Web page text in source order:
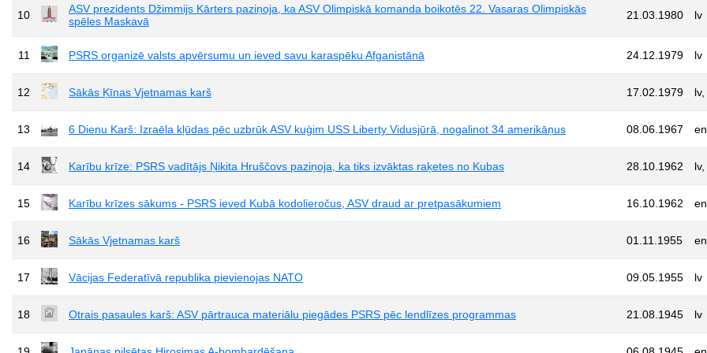
10
ASV prezidents Džimmijs Kārters paziņoja, ka ASV Olimpiskā komanda boikotēs 22. Vasaras Olimpiskās
spēles Maskavā
21.03.1980 lv
11 PSRS organizē valsts apvērsumu un ieved savu karaspēku Afganistānā 24.12.1979 lv
12 Sākās Ķīnas Vjetnamas karš 17.02.1979
13 6 Dienu Karš: Izraēla kļūdas pēc uzbrūk ASV kuģim USS Liberty Vidusjūrā, nogalinot 34 amerikāņus 08.06.1967
14 Karību krīze: PSRS vadītājs Ņikita Hruščovs paziņoja, ka tiks izvāktas raķetes no Kubas 28.10.1962
15 Karību krīzes sākums - PSRS ieved Kubā kodolieročus, ASV draud ar pretpasākumiem 16.10.1962
16 Sākās Vjetnamas karš 01.11.1955
17 Vācijas Federatīvā republika pievienojas NATO 09.05.1955 lv
18 Otrais pasaules karš: ASV pārtrauca materiālu piegādes PSRS pēc lendlīzes programmas 21.08.1945 lv